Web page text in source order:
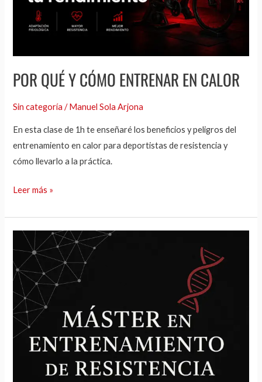
POR QUÉ Y CÓMO ENTRENAR EN CALOR
Sin categoría /Manuel Sola Arjona
En esta clase de 1h te enseñaré los beneficios y peligros del
entrenamiento en calor para deportistas de resistencia y
cómo llevarlo a la práctica.
Leer más »
Máster
en
Entrenamiento
de
Resistencia
(3ª
Edición)